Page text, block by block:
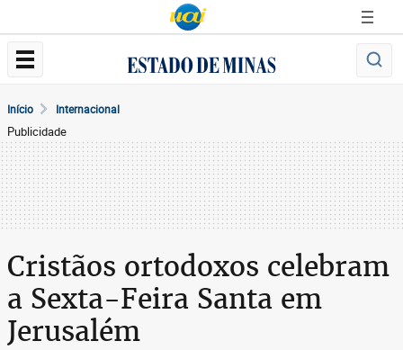
Início Internacional
Publicidade
Cristãos ortodoxos celebram
a Sexta-Feira Santa em
Jerusalém